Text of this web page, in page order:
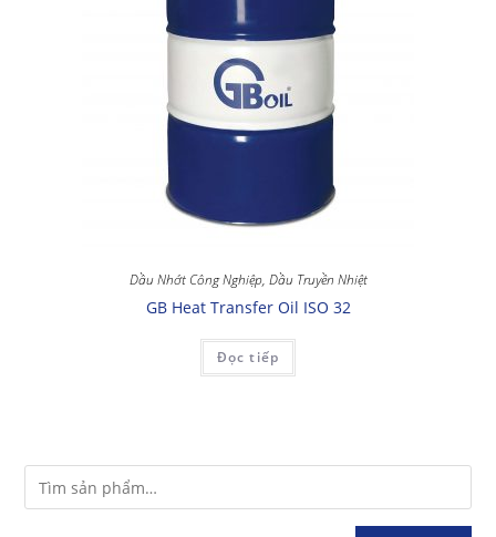
Dầu Nhớt Công Nghiệp, Dầu Truyền Nhiệt
GB Heat Transfer Oil ISO 32
Đọc tiếp